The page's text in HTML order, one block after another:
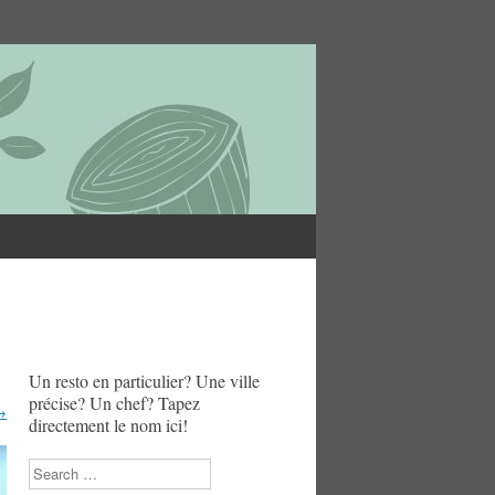
Un resto en particulier? Une ville
précise? Un chef? Tapez
directement le nom ici!
Search